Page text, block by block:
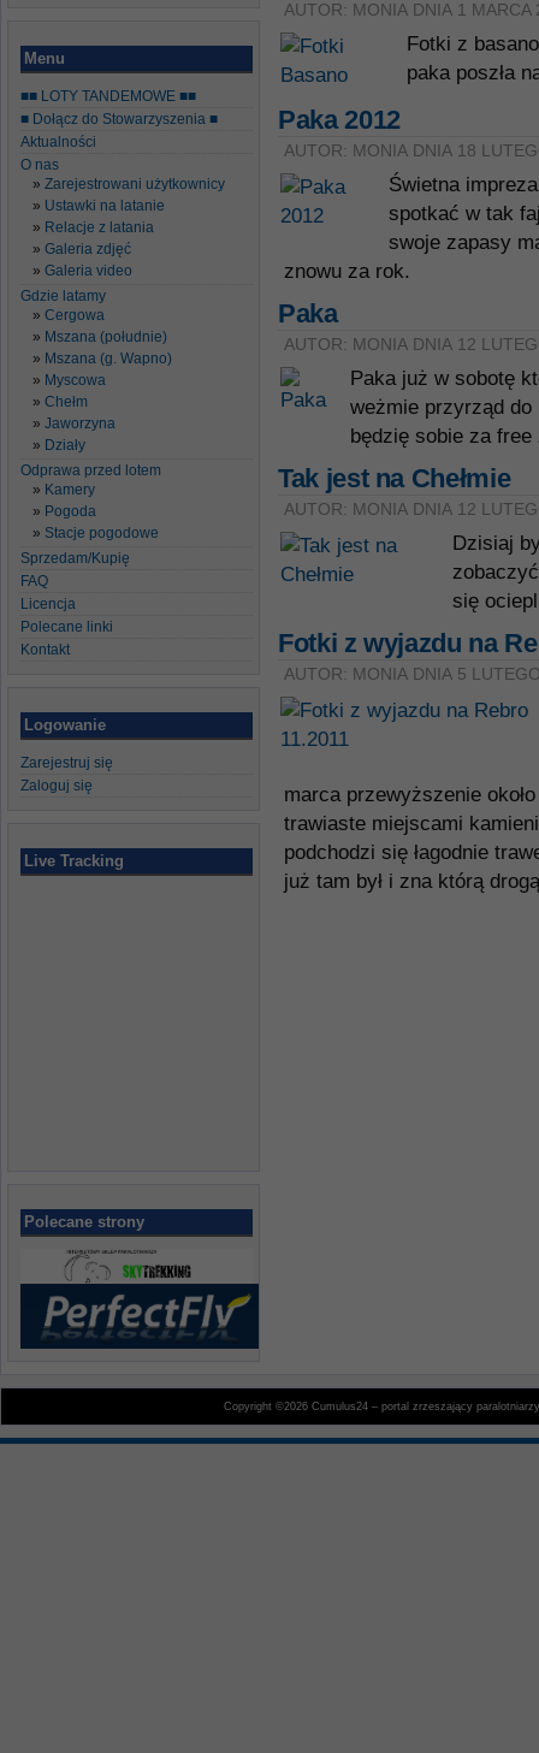
Menu
■■ LOTY TANDEMOWE ■■
■ Dołącz do Stowarzyszenia ■
Aktualności
O nas
Zarejestrowani użytkownicy
Ustawki na latanie
Relacje z latania
Galeria zdjęć
Galeria video
Gdzie latamy
Cergowa
Mszana (południe)
Mszana (g. Wapno)
Myscowa
Chełm
Jaworzyna
Działy
Odprawa przed lotem
Kamery
Pogoda
Stacje pogodowe
Sprzedam/Kupię
FAQ
Licencja
Polecane linki
Kontakt
Logowanie
Zarejestruj się
Zaloguj się
Live Tracking
Polecane strony
AUTOR: MONIA DNIA 1 MARCA
Fotki z
paka poszła
Paka 2012
AUTOR: MONIA DNIA 18
Świetna
spotkać w tak
swoje zapasy
znowu za rok.
Paka
AUTOR: MONIA DNIA 12
Paka już w sobotę
weżmie przyrząd do
będzię sobie za
Tak jest na Chełmie
AUTOR: MONIA DNIA 12
Dzisiaj
się
Fotki z wyjazdu na
AUTOR: MONIA DNIA 5
marca przewyższenie
trawiaste miejscami
podchodzi się łagodnie
już tam był i zna którą
Copyright ©2026 Cumulus24 – portal zrzeszający